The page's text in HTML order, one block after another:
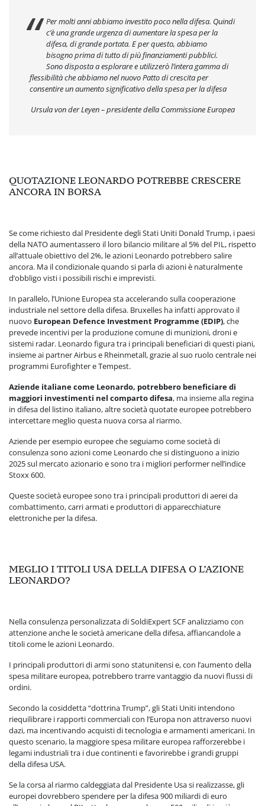
Per molti anni abbiamo investito poco nella difesa. Quindi
c’è una grande urgenza di aumentare la spesa per la
difesa, di grande portata. E per questo, abbiamo
bisogno prima di tutto di più finanziamenti pubblici.
Sono disposta a esplorare e utilizzerò l’intera gamma di
flessibilità che abbiamo nel nuovo Patto di crescita per
consentire un aumento significativo della spesa per la difesa
Ursula von der Leyen – presidente della Commissione Europea
QUOTAZIONE LEONARDO POTREBBE CRESCERE
ANCORA IN BORSA
Se come richiesto dal Presidente degli Stati Uniti Donald Trump, i paesi
della NATO aumentassero il loro bilancio militare al 5% del PIL, rispetto
all’attuale obiettivo del 2%, le azioni Leonardo potrebbero salire
ancora. Ma il condizionale quando si parla di azioni è naturalmente
d’obbligo visti i possibili rischi e imprevisti.
In parallelo, l’Unione Europea sta accelerando sulla cooperazione
industriale nel settore della difesa. Bruxelles ha infatti approvato il
nuovo European Defence Investment Programme (EDIP), che
prevede incentivi per la produzione comune di munizioni, droni e
sistemi radar. Leonardo figura tra i principali beneficiari di questi piani,
insieme ai partner Airbus e Rheinmetall, grazie al suo ruolo centrale nei
programmi Eurofighter e Tempest.
Aziende italiane come Leonardo, potrebbero beneficiare di
maggiori investimenti nel comparto difesa, ma insieme alla regina
in difesa del listino italiano, altre società quotate europee potrebbero
intercettare meglio questa nuova corsa al riarmo.
Aziende per esempio europee che seguiamo come società di
consulenza sono azioni come Leonardo che si distinguono a inizio
2025 sul mercato azionario e sono tra i migliori performer nell’indice
Stoxx 600.
Queste società europee sono tra i principali produttori di aerei da
combattimento, carri armati e produttori di apparecchiature
elettroniche per la difesa.
MEGLIO I TITOLI USA DELLA DIFESA O L’AZIONE
LEONARDO?
Nella consulenza personalizzata di SoldiExpert SCF analizziamo con
attenzione anche le società americane della difesa, affiancandole a
titoli come le azioni Leonardo.
I principali produttori di armi sono statunitensi e, con l’aumento della
spesa militare europea, potrebbero trarre vantaggio da nuovi flussi di
ordini.
Secondo la cosiddetta “dottrina Trump”, gli Stati Uniti intendono
riequilibrare i rapporti commerciali con l’Europa non attraverso nuovi
dazi, ma incentivando acquisti di tecnologia e armamenti americani. In
questo scenario, la maggiore spesa militare europea rafforzerebbe i
legami industriali tra i due continenti e favorirebbe i grandi gruppi
della difesa USA.
Se la corsa al riarmo caldeggiata dal Presidente Usa si realizzasse, gli
europei dovrebbero spendere per la difesa 900 miliardi di euro